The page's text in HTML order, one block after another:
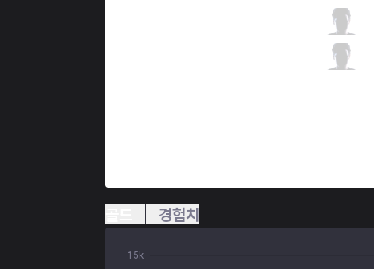
경험치
15k